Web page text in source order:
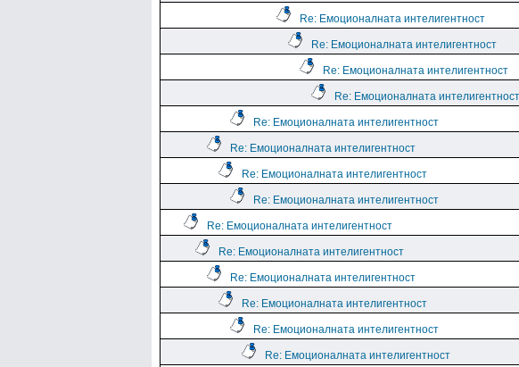
Re: Емоционалната интелигентност
Re: Емоционалната интелигентност
Re: Емоционалната интелигентност
Re: Емоционалната интелигентност
Re: Емоционалната интелигентност
Re: Емоционалната интелигентност
Re: Емоционалната интелигентност
Re: Емоционалната интелигентност
Re: Емоционалната интелигентност
Re: Емоционалната интелигентност
Re: Емоционалната интелигентност
Re: Емоционалната интелигентност
Re: Емоционалната интелигентност
Re: Емоционалната интелигентност